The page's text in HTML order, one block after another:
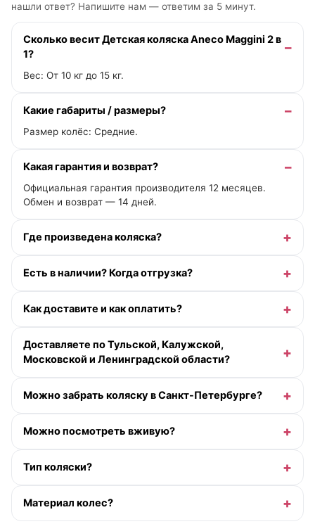
нашли ответ? Напишите нам — ответим за 5 минут.
Сколько весит Детская коляска Aneco Maggini 2 в
1?
Вес: От 10 кг до 15 кг.
Какие габариты / размеры?
Размер колёс: Средние.
Какая гарантия и возврат?
Официальная гарантия производителя 12 месяцев.
Обмен и возврат — 14 дней.
Где произведена коляска?
Есть в наличии? Когда отгрузка?
Как доставите и как оплатить?
Доставляете по Тульской, Калужской,
Московской и Ленинградской области?
Можно забрать коляску в Санкт-Петербурге?
Можно посмотреть вживую?
Тип коляски?
Материал колес?